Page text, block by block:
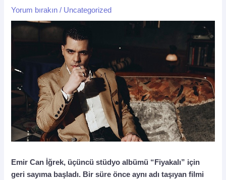
Yorum bırakın / Uncategorized
Emir Can İğrek, üçüncü stüdyo albümü “Fiyakalı” için
geri sayıma başladı. Bir süre önce aynı adı taşıyan filmi